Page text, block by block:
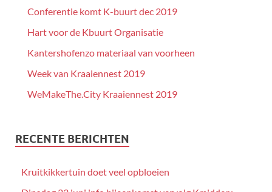
Conferentie komt K-buurt dec 2019
Hart voor de Kbuurt Organisatie
Kantershofenzo materiaal van voorheen
Week van Kraaiennest 2019
WeMakeThe.City Kraaiennest 2019
RECENTE BERICHTEN
Kruitkikkertuin doet veel opbloeien